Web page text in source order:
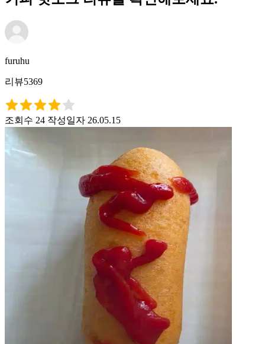
furuhu
리뷰5369
조회수 24 작성일자 26.05.15